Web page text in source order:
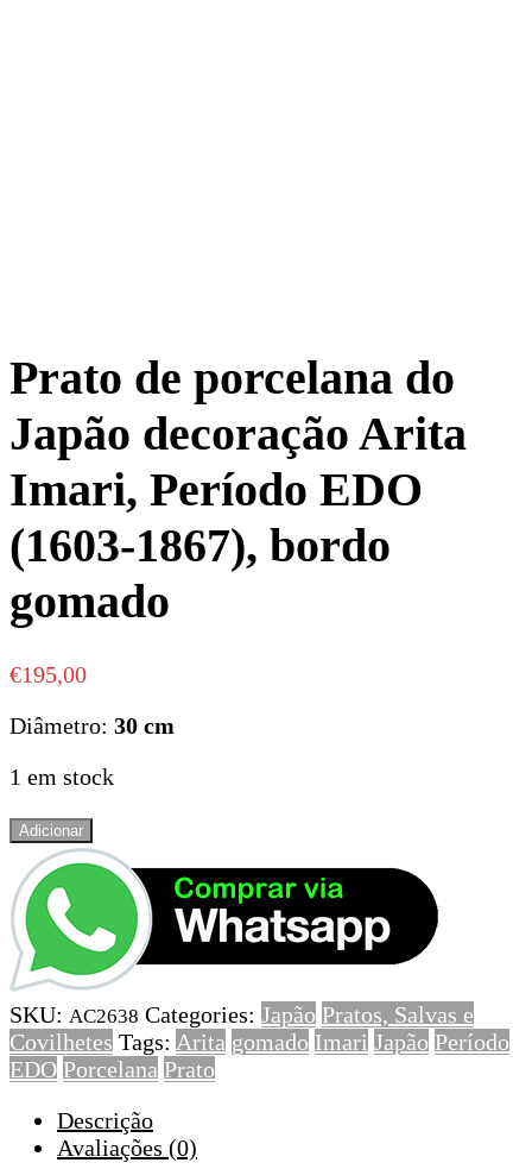
Prato de porcelana do
Japão decoração Arita
Imari, Período EDO
(1603-1867), bordo
gomado
€195,00
Diâmetro: 30 cm
1 em stock
Quantidade
Prato
de
porcelana
do
Japão
decoração
Arita
Imari,
EDO
(1603-
Adicionar
SKU: AC2638 Categories: Japão Pratos, Salvas e
Covilhetes Tags: Arita gomado Imari Japão Período
EDO Porcelana Prato
Descrição
Avaliações (0)